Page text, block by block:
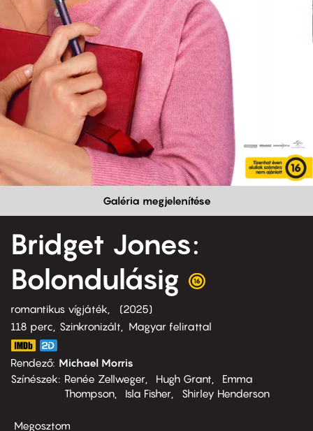
Galéria megjelenítése
Bridget Jones:
Bolondulásig
romantikus vígjáték
2025
118 perc,
Szinkronizált Magyar felirattal
Rendező Michael Morris
Színészek
Renée Zellweger Hugh Grant
Emma
Thompson
Isla Fisher Shirley Henderson
Megosztom